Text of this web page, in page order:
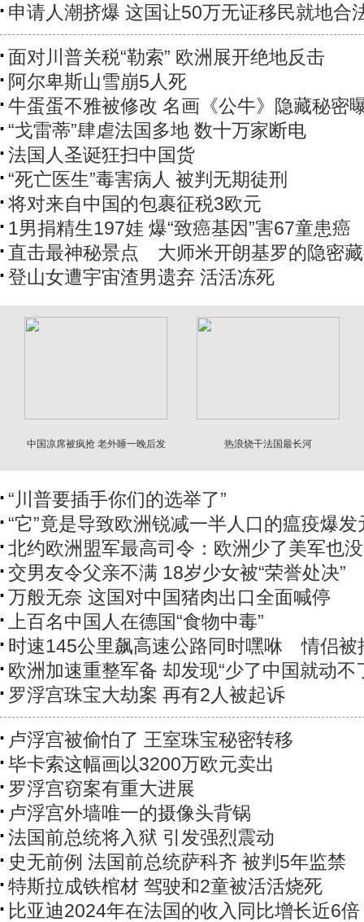
申请人潮挤爆 这国让50万无证移民就地合
面对川普关税“勒索” 欧洲展开绝地反击
阿尔卑斯山雪崩5人死
牛蛋蛋不雅被修改 名画《公牛》隐藏秘密
“戈雷蒂”肆虐法国多地 数十万家断电
法国人圣诞狂扫中国货
“死亡医生”毒害病人 被判无期徒刑
将对来自中国的包裹征税3欧元
1男捐精生197娃 爆“致癌基因”害67童患癌
直击最神秘景点 大师米开朗基罗的隐密
登山女遭宇宙渣男遗弃 活活冻死
中国凉席被疯抢 老外睡一晚后发
热浪烧干法国最长河
“川普要插手你们的选举了”
“它”竟是导致欧洲锐减一半人口的瘟疫爆发
北约欧洲盟军最高司令：欧洲少了美军也
交男友令父亲不满 18岁少女被“荣誉处决”
万般无奈 这国对中国猪肉出口全面喊停
上百名中国人在德国“食物中毒”
时速145公里飙高速公路同时嘿咻 情侣被
欧洲加速重整军备 却发现“少了中国就动不
罗浮宫珠宝大劫案 再有2人被起诉
卢浮宫被偷怕了 王室珠宝秘密转移
毕卡索这幅画以3200万欧元卖出
罗浮宫窃案有重大进展
卢浮宫外墙唯一的摄像头背锅
法国前总统将入狱 引发强烈震动
史无前例 法国前总统萨科齐 被判5年监禁
特斯拉成铁棺材 驾驶和2童被活活烧死
比亚迪2024年在法国的收入同比增长近6倍